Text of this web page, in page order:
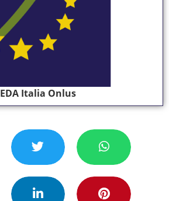
EDA Italia Onlus